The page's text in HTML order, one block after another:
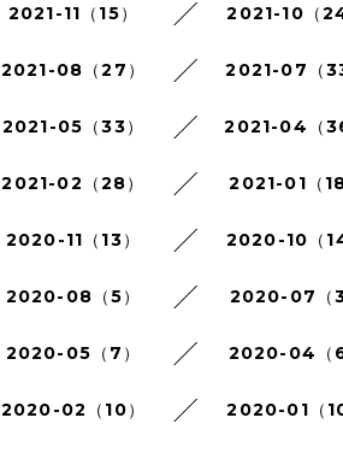
2021-11（15） 2021-10（24
2021-08（27） 2021-07（33
2021-05（33） 2021-04（
2021-02（28） 2021-01（18
2020-11（13） 2020-10（14
2020-08（5） 2020-07（3
2020-05（7） 2020-04（6
2020-02（10） 2020-01（10